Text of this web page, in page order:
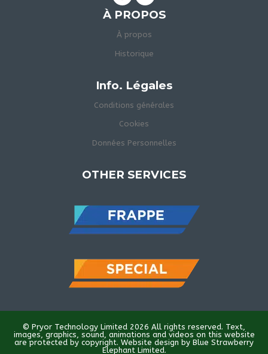
À PROPOS
À propos
Historique
Info. Légales
Conditions générales
Cookies
Données Personnelles
OTHER SERVICES
© Pryor Technology Limited 2026 All rights reserved. Text,
images, graphics, sound, animations and videos on this website
are protected by copyright. Website design by Blue Strawberry
Elephant Limited.